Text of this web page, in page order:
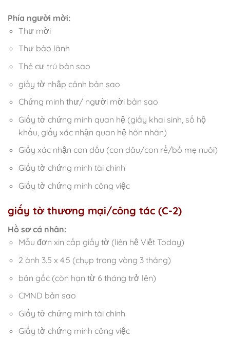
Phía người mời:
Thư mời
Thư bảo lãnh
Thẻ cư trú bản sao
giấy tờ nhập cảnh bản sao
Chứng minh thư/ người mời bản sao
Giấy tờ chứng minh quan hệ (giấy khai sinh, sổ hộ
khẩu, giấy xác nhận quan hệ hôn nhân)
Giấy xác nhận con dấu (con dâu/con rể/bố mẹ nuôi)
Giấy tờ chứng minh tài chính
Giấy tờ chứng minh công việc
giấy tờ thương mại/công tác (C-2)
Hồ sơ cá nhân:
Mẫu đơn xin cấp giấy tờ (liên hệ Việt Today)
2 ảnh 3.5 x 4.5 (chụp trong vòng 3 tháng)
bản gốc (còn hạn từ 6 tháng trở lên)
CMND bản sao
Giấy tờ chứng minh tài chính
Giấy tờ chứng minh công việc